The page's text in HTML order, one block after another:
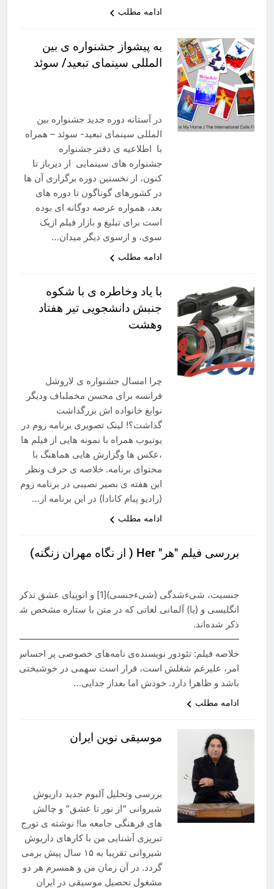
ادامه مطلب
به پیشواز جشنواره ی بین
المللی سینمای تبعید/ سوئد
در آستانه دوره جدید جشنواره بین
المللی سینمای تبعید- سوئد – همراه
با اطلاعیه ی دفتر جشنواره
جشنواره های سینمایی از دیرباز تا
کنون، از نخستین دوره برگزاری آن ها
در کشورهای گوناگون تا دوره های
بعد، همواره عرصه دوگانه ای بوده
است برای تبلیغ و بازار فیلم ازیک
سوی، و ازسوی دیگر میدان…
ادامه مطلب
با یاد وخاطره ی با شکوه
جنبش دانشجویی تیر هفتاد
وهشت
چرا امسال جشنواره ی لاروشل
فرانسه برای محسن مخملباف ودیگر
نوابغ خانواده اش بزرگداشت
گذاشت؟! لینک تصویری برنامه زوم در
یوتیوب همراه با نمونه هایی از فیلم ها
،عکس ها وگزارش هایی هماهنگ با
محتوای برنامه. خلاصه ی حرف ونظر
این هفته ی بصیر نصیبی در برنامه زوم
(رادیو پیام کانادا) در این برنامه از…
ادامه مطلب
بررسی فیلم ″هر″ Her ( از نگاه مهران زنگنه)
جنسیت، شیءشدگی (شیءجنسی)[1] و اتوپیای عشق
انگلیسی و (یا) آلمانی لغاتی که در متن با ستاره مشخص شده‌اند
ذکر شده‌اند.
خلاصه فیلم: تئودور نویسنده‌ی نامه‌های خصوصی پر احساس
امر، علیرغم شغلش است، قرار است سهمی در خوشبختی
باشد و ظاهرا دارد. خودش اما بعداز جدایی…
ادامه مطلب
موسیقی نوین ایران
بررسی وتحلیل آلبوم جدید داریوش
شیروانی “از نور تا عشق” و چالش
های فرهنگی جامعه ما! نوشته ی تورج
تبریزی آشنایی من با کارهای داریوش
شیروانی تقریبا به ۱۵ سال پیش برمی
گردد. در آن زمان من و همسرم هر دو
مشغول تحصیل موسیقی در ایران